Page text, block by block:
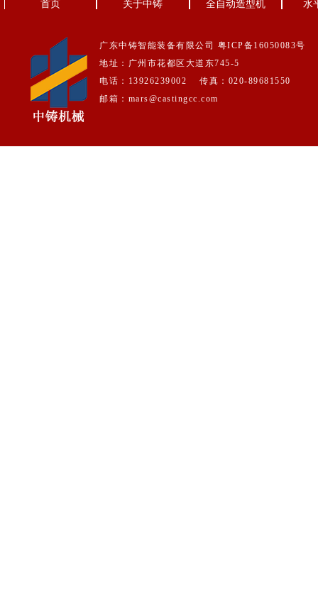
首页 关于中铸 全自动造型机 水
广东中铸智能装备有限公司 粤ICP备16050083号
地址：广州市花都区大道东745-5
电话：13926239002 传真：020-89681550
邮箱：mars@castingcc.com